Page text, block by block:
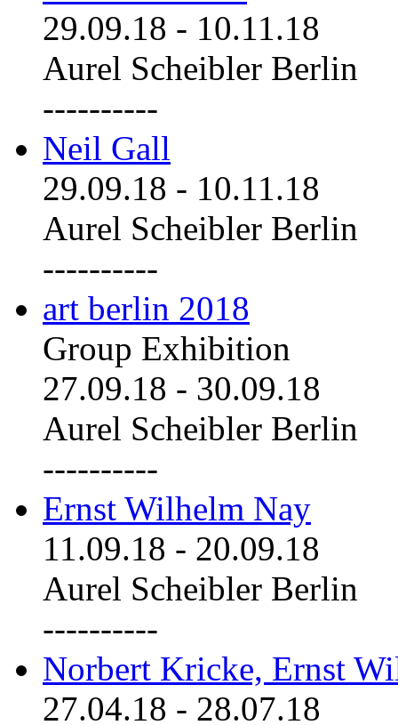
29.09.18 - 10.11.18
Aurel Scheibler Berlin
----------
Neil Gall
29.09.18 - 10.11.18
Aurel Scheibler Berlin
----------
art berlin 2018
Group Exhibition
27.09.18 - 30.09.18
Aurel Scheibler Berlin
----------
Ernst Wilhelm Nay
11.09.18 - 20.09.18
Aurel Scheibler Berlin
----------
Norbert Kricke, Ernst
27.04.18 - 28.07.18